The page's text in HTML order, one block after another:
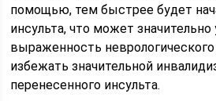
помощью, тем быстрее будет
инсульта, что может
выраженность
избежать значительной
перенесенного инсульта.